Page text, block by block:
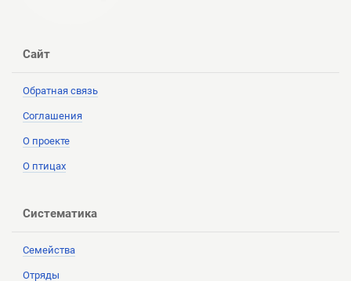
Сайт
Обратная связь
Соглашения
О проекте
О птицах
Систематика
Семейства
Отряды